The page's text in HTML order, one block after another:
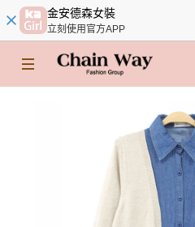
金安德森女裝
立刻使用官方APP